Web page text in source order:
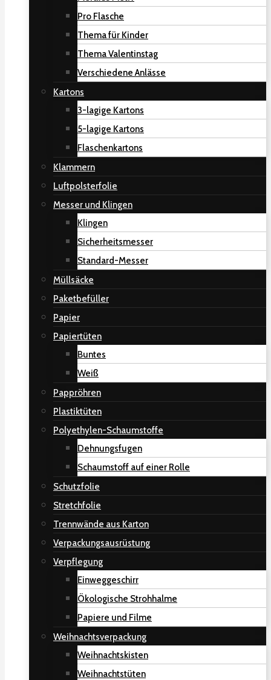
Pro Flasche
Thema für Kinder
Thema Valentinstag
Verschiedene Anlässe
Kartons
3-lagige Kartons
5-lagige Kartons
Flaschenkartons
Klammern
Luftpolsterfolie
Messer und Klingen
Klingen
Sicherheitsmesser
Standard-Messer
Müllsäcke
Paketbefüller
Papier
Papiertüten
Buntes
Weiß
Pappröhren
Plastiktüten
Polyethylen-Schaumstoffe
Dehnungsfugen
Schaumstoff auf einer Rolle
Schutzfolie
Stretchfolie
Trennwände aus Karton
Verpackungsausrüstung
Verpflegung
Einweggeschirr
Ökologische Strohhalme
Papiere und Filme
Weihnachtsverpackung
Weihnachtskisten
Weihnachtstüten